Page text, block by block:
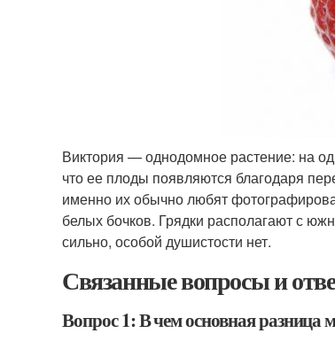
Виктория — однодомное растение: на
что ее плоды появляются благодаря
именно их обычно любят
белых бочков. Грядки располагают с
сильно, особой душистости нет.
Связанные вопросы и
Вопрос 1: В чем основная